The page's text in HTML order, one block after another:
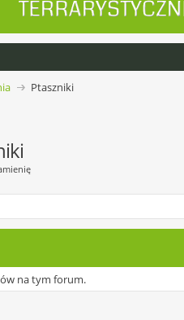
Ptaszniki
na tym forum.